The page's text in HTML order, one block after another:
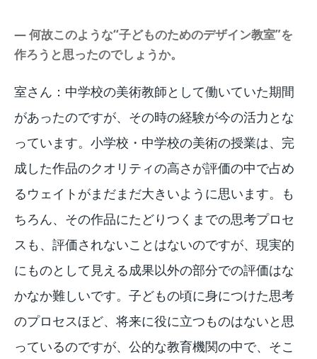
― 何故このような“子どものためのデザイン教室”を
作ろうと思ったのでしょうか。
室さん：中学校の美術教師として働いていた期間
があったのですが、その時の経験が今の活力とな
っています。小学校・中学校の美術の授業は、完
成した作品のクオリティの高さが評価の中で占め
るウェイトがまだまだ大きいように思います。も
ちろん、その作品にたどりつくまでの思考プロセ
スも、評価されないことはないのですが、現実的
にものとして見える成果以外の部分での評価はな
かなか難しいです。子どもの頃に身につけた思考
のプロセスほど、将来に役に立つものはないと思
っているのですが、公的な教育機関の中で、そこ